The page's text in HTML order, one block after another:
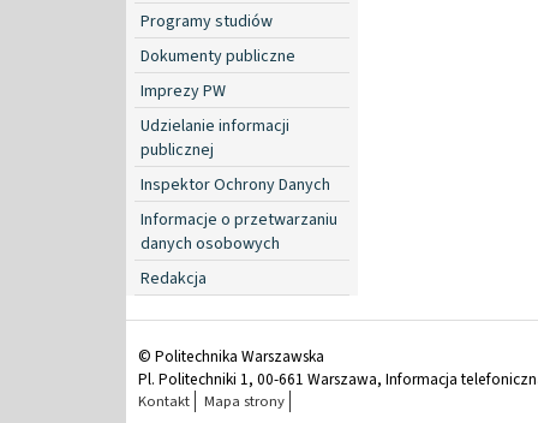
Programy studiów
Dokumenty publiczne
Imprezy PW
Udzielanie informacji
publicznej
Inspektor Ochrony Danych
Informacje o przetwarzaniu
danych osobowych
Redakcja
© Politechnika Warszawska
Pl. Politechniki 1, 00-661 Warszawa, Informacja
Kontakt Mapa strony